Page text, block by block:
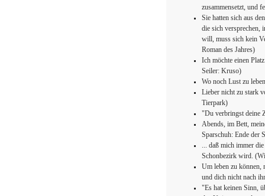
zusammensetzt, und
Sie hatten sich aus
die sich
will, muss sich kein
Roman des Jahres)
Ich möchte einen
Seiler: Kruso)
Wo noch Lust zu
Lieber nicht zu stark
Tierpark)
"Du verbringst deine
Abends, im Bett,
Sparschuh: Ende der
... daß mich immer
Schonbezirk wird.
Um leben zu können,
und dich nicht nach
"Es hat keinen Sinn,